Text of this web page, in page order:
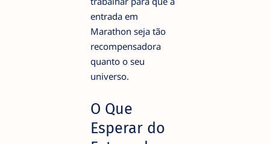
entrada em
Marathon seja tão
recompensadora
quanto o seu
universo.
O Que
Esperar do